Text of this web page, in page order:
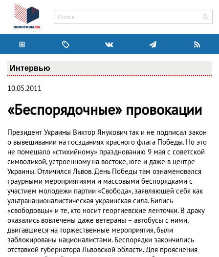
Интервью
10.05.2011
«Беспорядочные» провокации
Президент Украины Виктор Янукович так и не подписал закон
о вывешивании на госзданиях красного флага Победы. Но это
не помешало «стихийному» празднованию 9 мая с советской
символикой, устроенному на востоке, юге и даже в центре
Украины. Отличился Львов. День Победы там ознаменовался
траурными мероприятиями и массовыми беспорядками с
участием молодежи партии «Свобода», заявляющей себя как
ультранационалистическая украинская сила. Бились
«свободовцы» и те, кто носит георгиевские ленточки. В драку
оказались вовлечены даже ветераны – автобусы с ними,
двигавшиеся на торжественные мероприятия, были
заблокированы националистами. Беспорядки закончились
отставкой губернатора Львовской области. Для прояснения